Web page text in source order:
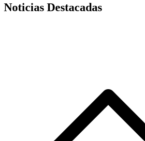
Noticias Destacadas